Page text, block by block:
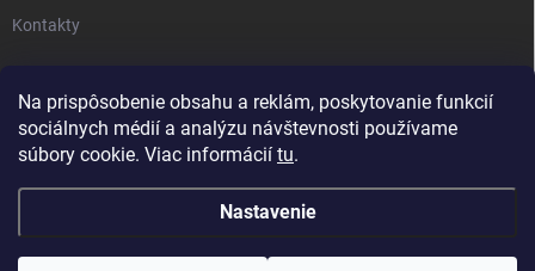
Na prispôsobenie obsahu a reklám, poskytovanie funkcií
sociálnych médií a analýzu návštevnosti používame
súbory cookie. Viac informácií tu.
Nastavenie
Kontakty
NOVINKY
Novinky v našom e-shope
Copyright 2026Herbarius. Všetky práva vyhradené.Upraviť nastavenie